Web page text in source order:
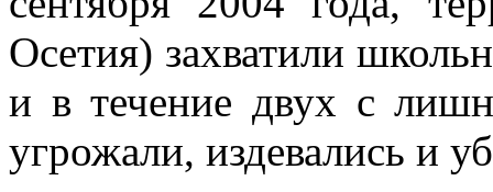
Осетия) захватили
и в течение двух с
угрожали, издевались и